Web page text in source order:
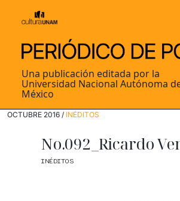
Una publicación editada por la
Universidad Nacional Autónoma
México
OCTUBRE 2016 / INÉDITOS
No.092_Ricardo
INÉDITOS